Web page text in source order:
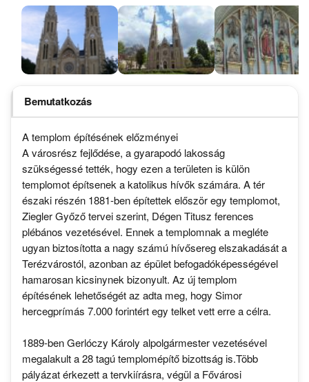
Bemutatkozás
A templom építésének előzményei
A városrész fejlődése, a gyarapodó lakosság
szükségessé tették, hogy ezen a területen is külön
templomot építsenek a katolikus hívők számára. A tér
északi részén 1881-ben építettek először egy templomot,
Ziegler Győző tervei szerint, Dégen Titusz ferences
plébános vezetésével. Ennek a templomnak a megléte
ugyan biztosította a nagy számú hívősereg elszakadását a
Terézvárostól, azonban az épület befogadóképességével
hamarosan kicsinynek bizonyult. Az új templom
építésének lehetőségét az adta meg, hogy Simor
hercegprímás 7.000 forintért egy telket vett erre a célra.
1889-ben Gerlóczy Károly alpolgármester vezetésével
megalakult a 28 tagú templomépítő bizottság is.Több
pályázat érkezett a tervkiírásra, végül a Fővárosi